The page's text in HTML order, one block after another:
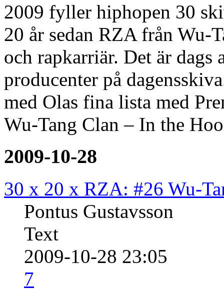
2009 fyller hiphopen 30
20 år sedan RZA från Wu-
och rapkarriär. Det är
producenter på
med Olas fina lista med
Wu-Tang Clan – In the
2009-10-28
30 x 20 x RZA: #26 Wu-
Pontus Gustavsson
Text
2009-10-28 23:05
7